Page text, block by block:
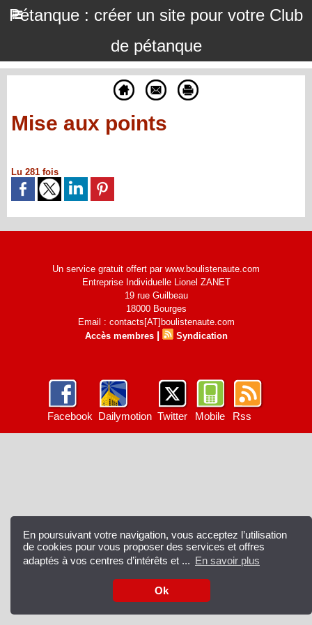
En poursuivant votre navigation, vous acceptez l’utilisation
de cookies pour vous proposer des services et offres
adaptés à vos centres d’intérêts et ... En savoir plus
Ok
Pétanque : créer un site pour votre Club
de pétanque
Mise aux points
Lu 281 fois
Un service gratuit offert par www.boulistenaute.com
Entreprise Individuelle Lionel ZANET
19 rue Guilbeau
18000 Bourges
Email : contacts[AT]boulistenaute.com
Accès membres | Syndication
Facebook Dailymotion Twitter Mobile Rss